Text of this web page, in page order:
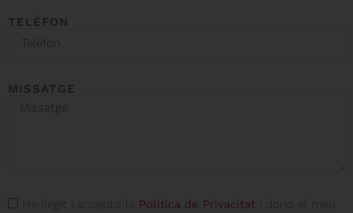
TELÈFON
MISSATGE
He llegit i accepto la Política de Privacitat